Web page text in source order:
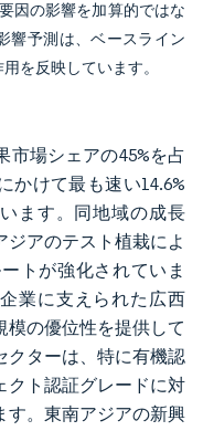
因の影響を加算的ではな
響予測は、ベースライン
を反映しています。
市場シェアの45%を占
かけて最も速い14.6%
ます。同地域の成長
アのテスト植栽によ
トが強化されていま
企業に支えられた広西
の優位性を提供して
クターは、特に有機認
クト認証グレードに対
す。東南アジアの新興